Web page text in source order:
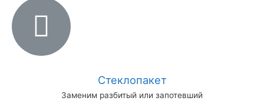
Стеклопакет
Заменим разбитый или запотевший